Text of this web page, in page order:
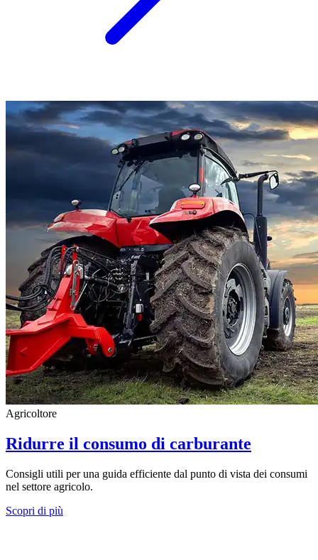
Agricoltore
Ridurre il consumo di carburante
Consigli utili per una guida efficiente dal punto di vista dei consumi
nel settore agricolo.
Scopri di più